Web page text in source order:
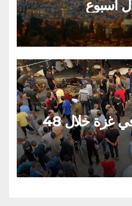
أسبوع
شهيدان و6 إصابات في غزة خلال 48